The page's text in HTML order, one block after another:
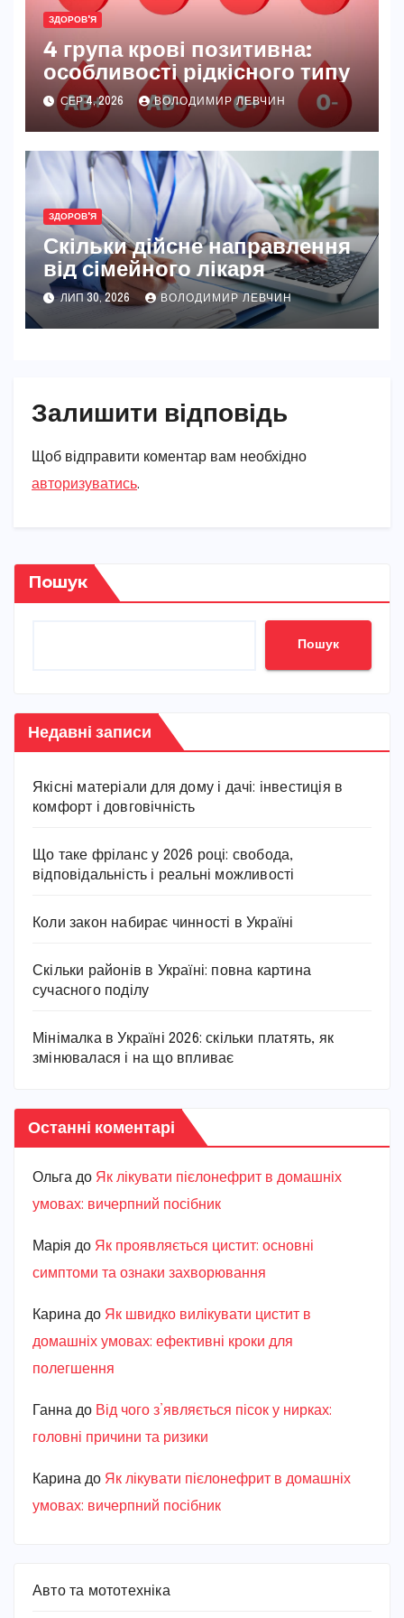
ЗДОРОВ'Я
4 група крові позитивна:
особливості рідкісного типу
СЕР 4, 2026 ВОЛОДИМИР ЛЕВЧИН
ЗДОРОВ'Я
Скільки дійсне направлення
від сімейного лікаря
ЛИП 30, 2026 ВОЛОДИМИР ЛЕВЧИН
Залишити відповідь
Щоб відправити коментар вам необхідно
авторизуватись.
Пошук
Пошук
Недавні записи
Якісні матеріали для дому і дачі: інвестиція в
комфорт і довговічність
Що таке фріланс у 2026 році: свобода,
відповідальність і реальні можливості
Коли закон набирає чинності в Україні
Скільки районів в Україні: повна картина
сучасного поділу
Мінімалка в Україні 2026: скільки платять, як
змінювалася і на що впливає
Останні коментарі
Ольга до Як лікувати пієлонефрит в домашніх
умовах: вичерпний посібник
Марiя до Як проявляється цистит: основні
симптоми та ознаки захворювання
Карина до Як швидко вилікувати цистит в
домашніх умовах: ефективні кроки для
полегшення
Ганна до Від чого з’являється пісок у нирках:
головні причини та ризики
Карина до Як лікувати пієлонефрит в домашніх
умовах: вичерпний посібник
Авто та мототехніка